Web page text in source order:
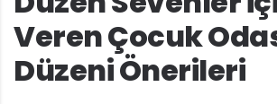
Veren Çocuk
Düzeni Önerileri